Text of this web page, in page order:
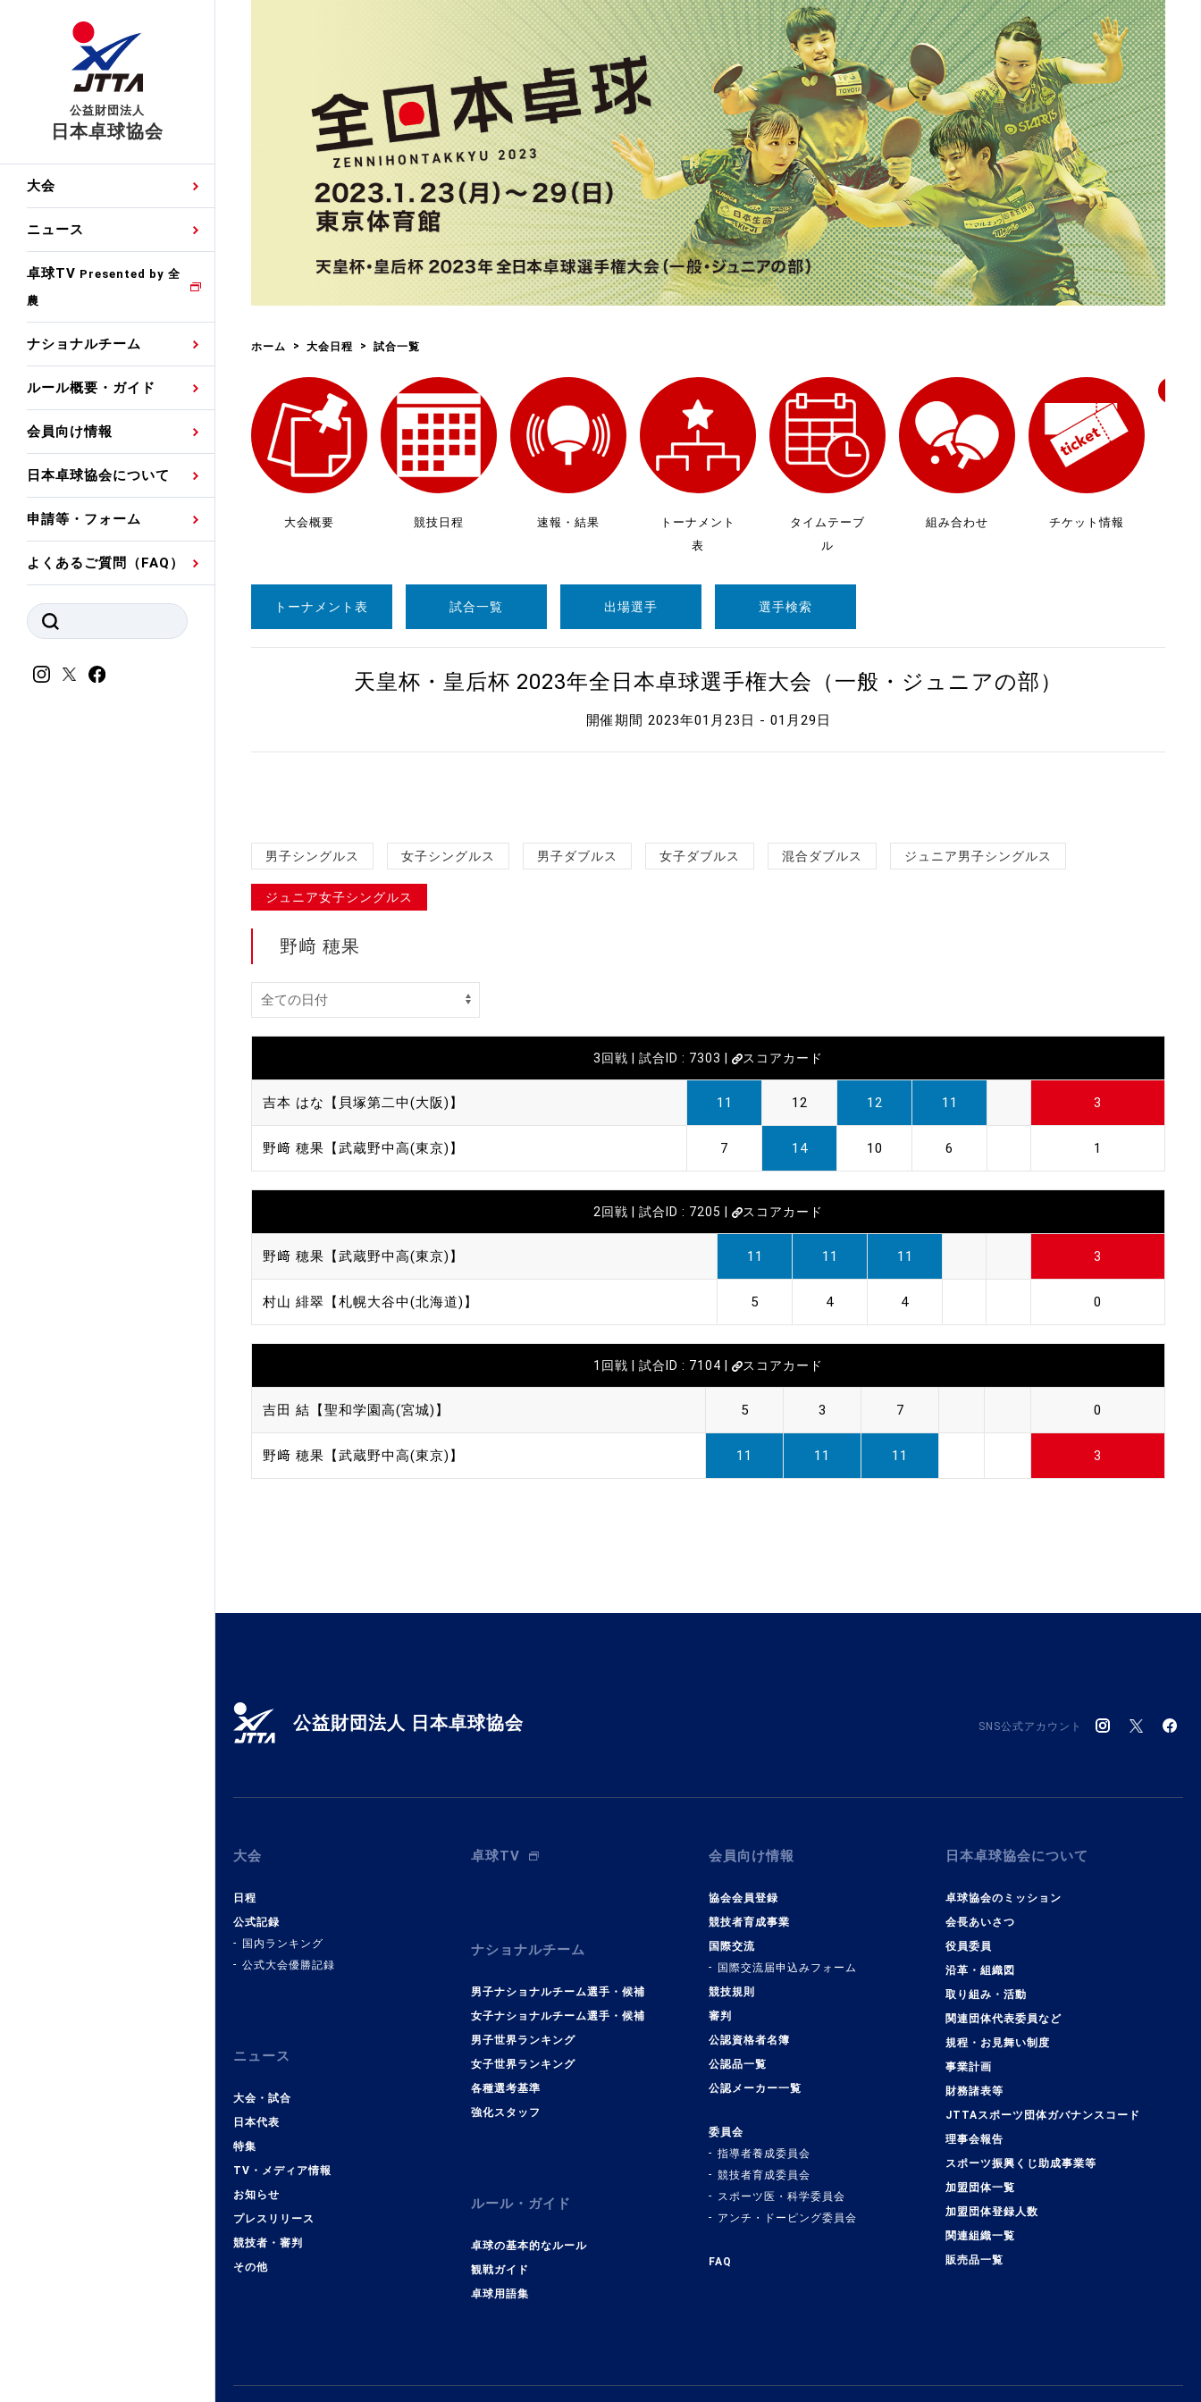
公益財団法人
日本卓球協会
大会
国内ランキング
ニュース
大会・試合
プレスリリース
競技者(パスウェイ)・審判
その他
卓球TV Presented by 全
農
ナショナルチーム
男子ナショナルチーム選
男子世界ランキング
女子世界ランキング
各種選考基準
強化スタッフ
ルール概要・ガイド
卓球の基本的なルール
観戦ガイド
会員向け情報
協会会員登録
ゼッケンについて
競技者育成事業
公認資格者名簿
公認品一覧
公認メーカー一覧
指導者養成委員会
スポーツ医・科学委員会
日本卓球協会について
卓球協会のミッション
会長あいさつ
関連団体代表委員など
規程・お見舞い制度
ハンドブックデータ
申請等・フォーム
国際交流届申込みフォーム
国際大会自主参加申請
競技ウエア広告申請
審判員ネームプレート制作
申込
よくあるご質問（FAQ）
ホーム 大会日程 試合一覧
大会概要 競技日程 速報・結果
トーナメント
表
タイムテーブ
ル
組み合わせ チケット情報
トーナメント表 試合一覧 出場選手 選手検索
天皇杯・皇后杯 2023年全日本卓球選手権大会（一般・ジュニアの部）
開催期間 2023年01月23日 - 01月29日
男子シングルス 女子シングルス 男子ダブルス 女子ダブルス 混合ダブルス ジュニア男子シングルス
ジュニア女子シングルス
野﨑 穂果
3回戦 | 試合ID : 7303 | スコアカード
吉本 はな【貝塚第二中(大阪)】 11 12 12 11 3
野﨑 穂果【武蔵野中高(東京)】 7 14 10 6 1
2回戦 | 試合ID : 7205 | スコアカード
野﨑 穂果【武蔵野中高(東京)】 11 11 11 3
村山 緋翠【札幌大谷中(北海道)】 5 4 4 0
1回戦 | 試合ID : 7104 | スコアカード
吉田 結【聖和学園高(宮城)】 5 3 7 0
野﨑 穂果【武蔵野中高(東京)】 11 11 11 3
公益財団法人 日本卓球協会 SNS公式アカウント
大会
日程
公式記録
国内ランキング
公式大会優勝記録
ニュース
大会・試合
日本代表
特集
TV・メディア情報
お知らせ
プレスリリース
競技者・審判
その他
卓球TV
ナショナルチーム
男子ナショナルチーム選手・候補
女子ナショナルチーム選手・候補
男子世界ランキング
女子世界ランキング
各種選考基準
強化スタッフ
ルール・ガイド
卓球の基本的なルール
観戦ガイド
卓球用語集
会員向け情報
協会会員登録
競技者育成事業
国際交流
国際交流届申込みフォーム
競技規則
審判
公認資格者名簿
公認品一覧
公認メーカー一覧
委員会
指導者養成委員会
競技者育成委員会
スポーツ医・科学委員会
アンチ・ドーピング委員会
FAQ
日本卓球協会について
卓球協会のミッション
会長あいさつ
役員委員
沿革・組織図
取り組み・活動
関連団体代表委員など
規程・お見舞い制度
事業計画
財務諸表等
JTTAスポーツ団体ガバナンスコード
理事会報告
スポーツ振興くじ助成事業等
加盟団体一覧
加盟団体登録人数
関連組織一覧
販売品一覧